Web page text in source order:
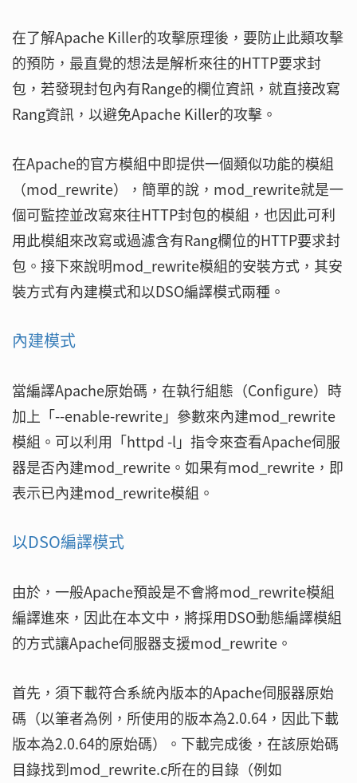
在了解Apache Killer的攻擊原理後，要防止此類攻擊
的預防，最直覺的想法是解析來往的HTTP要求封
包，若發現封包內有Range的欄位資訊，就直接改寫
Rang資訊，以避免Apache Killer的攻擊。
在Apache的官方模組中即提供一個類似功能的模組
（mod_rewrite），簡單的說，mod_rewrite就是一
個可監控並改寫來往HTTP封包的模組，也因此可利
用此模組來改寫或過濾含有Rang欄位的HTTP要求封
包。接下來說明mod_rewrite模組的安裝方式，其安
裝方式有內建模式和以DSO編譯模式兩種。
內建模式
當編譯Apache原始碼，在執行組態（Configure）時
加上「--enable-rewrite」參數來內建mod_rewrite
模組。可以利用「httpd -l」指令來查看Apache伺服
器是否內建mod_rewrite。如果有mod_rewrite，即
表示已內建mod_rewrite模組。
以DSO編譯模式
由於，一般Apache預設是不會將mod_rewrite模組
編譯進來，因此在本文中，將採用DSO動態編譯模組
的方式讓Apache伺服器支援mod_rewrite。
首先，須下載符合系統內版本的Apache伺服器原始
碼（以筆者為例，所使用的版本為2.0.64，因此下載
版本為2.0.64的原始碼）。下載完成後，在該原始碼
目錄找到mod_rewrite.c所在的目錄（例如